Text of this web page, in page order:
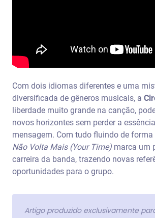
Com dois idiomas diferentes e uma
diversificada de gêneros musicais, a
liberdade muito grande na canção,
novos horizontes sem perder a
mensagem. Com tudo fluindo de
Não Volta Mais (Your Time) marca um
carreira da banda, trazendo novas
oportunidades para o grupo.
Artigo produzido exclusivamente